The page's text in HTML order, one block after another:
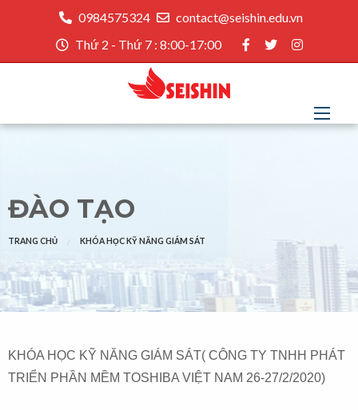
0984575324
contact@seishin.edu.vn
Thứ 2 - Thứ 7 : 8:00-17:00
ĐÀO TẠO
TRANG CHỦ KHÓA HỌC KỸ NĂNG GIÁM SÁT
KHÓA HỌC KỸ NĂNG GIÁM SÁT( CÔNG TY TNHH PHÁT
TRIỂN PHẦN MỀM TOSHIBA VIỆT NAM 26-27/2/2020)